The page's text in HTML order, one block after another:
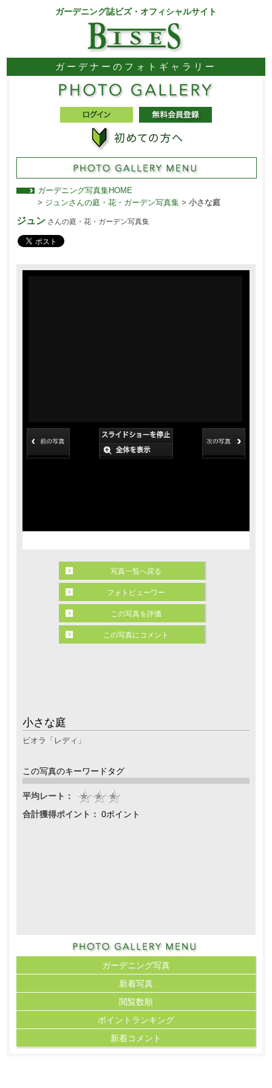
ガーデニング誌ビズ・オフィシャルサイト
ガーデナーのフォトギャラリー
ガーデニング写真集HOME
> ジュンさんの庭・花・ガーデン写真集> 小さな庭
ジュンさんの庭・花・ガーデン写真集
小さな庭
ビオラ「レディ」
この写真のキーワードタグ
平均レート：
合計獲得ポイント： 0ポイント
写真一覧へ戻る
フォトビューワー
この写真を評価
この写真にコメント
ガーデニング写真
新着写真
閲覧数順
ポイント ランキング
新着コメント